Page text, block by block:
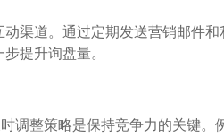
渠道。通过定期发送营销邮件
提升询盘量。
调整策略是保持竞争力的关键